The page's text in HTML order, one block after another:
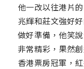
他一改以往港片
兆輝和莊文強好
做好準備，他笑
非常精彩，果然
香港票房冠軍，